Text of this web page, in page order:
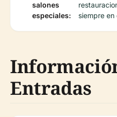
salones
especiales:
siempre en
Entradas